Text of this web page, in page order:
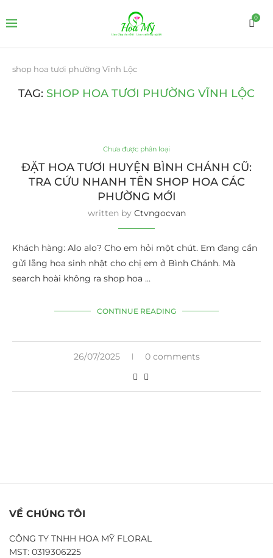
0
shop hoa tươi phường Vĩnh Lộc
TAG: SHOP HOA TƯƠI PHƯỜNG VĨNH LỘC
Chưa được phân loại
ĐẶT HOA TƯƠI HUYỆN BÌNH CHÁNH CŨ:
TRA CỨU NHANH TÊN SHOP HOA CÁC
PHƯỜNG MỚI
written by Ctvngocvan
Khách hàng: Alo alo? Cho em hỏi một chút. Em đang cần
gửi lẵng hoa sinh nhật cho chị em ở Bình Chánh. Mà
search hoài không ra shop hoa …
CONTINUE READING
26/07/2025 0 comments
VỀ CHÚNG TÔI
CÔNG TY TNHH HOA MỸ FLORAL
MST: 0319306225